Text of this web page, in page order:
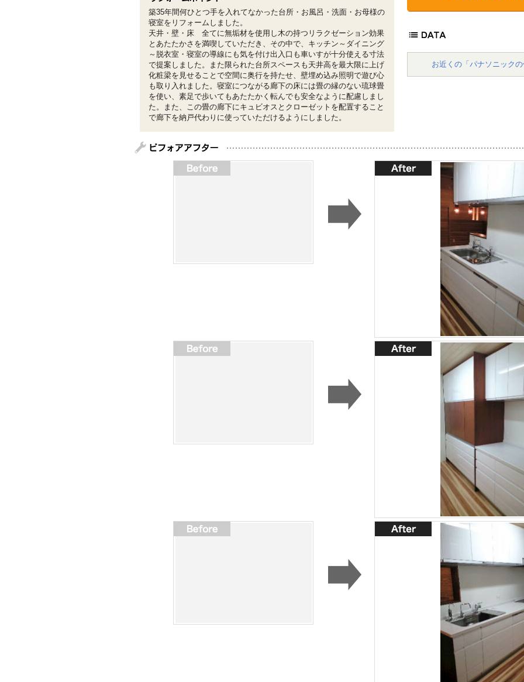
お近くの「パナソニック
築35年間何ひとつ手を入れてなかった台所・お風呂・洗面・お母様の
寝室をリフォームしました。
天井・壁・床 全てに無垢材を使用し木の持つリラクゼーション効果
とあたたかさを満喫していただき、その中で、キッチン～ダイニング
～脱衣室・寝室の導線にも気を付け出入口も車いすが十分使える寸法
で提案しました。また限られた台所スペースも天井高を最大限に上げ
化粧梁を見せることで空間に奥行を持たせ、壁埋め込み照明で遊び心
も取り入れました。寝室につながる廊下の床には畳の縁のない琉球畳
を使い、素足で歩いてもあたたかく転んでも安全なように配慮しまし
た。また、この畳の廊下にキュビオスとクローゼットを配置すること
で廊下を納戸代わりに使っていただけるようにしました。